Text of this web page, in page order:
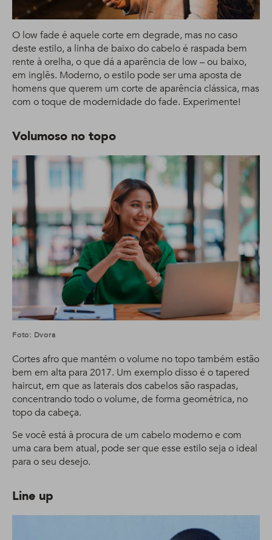
O low fade é aquele corte em degrade, mas no caso
deste estilo, a linha de baixo do cabelo é raspada bem
rente à orelha, o que dá a aparência de low – ou baixo,
em inglês. Moderno, o estilo pode ser uma aposta de
homens que querem um corte de aparência clássica, mas
com o toque de modernidade do fade. Experimente!
Volumoso no topo
Foto: Dvora
Cortes afro que mantém o volume no topo também estão
bem em alta para 2017. Um exemplo disso é o tapered
haircut, em que as laterais dos cabelos são raspadas,
concentrando todo o volume, de forma geométrica, no
topo da cabeça.
Se você está à procura de um cabelo moderno e com
uma cara bem atual, pode ser que esse estilo seja o ideal
para o seu desejo.
Line up